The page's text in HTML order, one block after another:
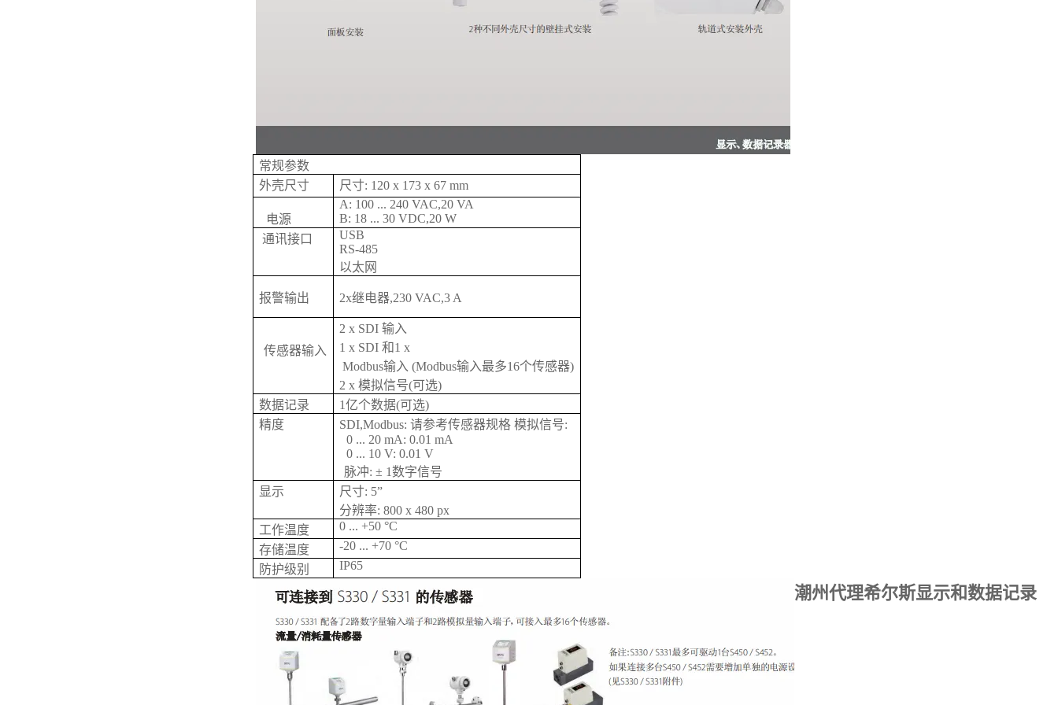
常规参数
外壳尺寸
尺寸: 120 x 173 x 67 mm
电源
A: 100 ... 240 VAC,20 VA
B: 18 ... 30 VDC,20 W
通讯接口
USB
RS-485
以太网
报警输出 2x继电器,230 VAC,3 A
传感器输入
2 x SDI 输入
1 x SDI 和1 x
Modbus输入 (Modbus输入最多16个传感器)
2 x 模拟信号(可选)
数据记录
1亿个数据(可选)
精度
SDI,Modbus: 请参考传感器规格 模拟信号:
0 ... 20 mA: 0.01 mA
0 ... 10 V: 0.01 V
脉冲: ± 1数字信号
显示
尺寸: 5”
分辨率: 800 x 480 px
工作温度
0 ... +50 °C
存储温度
-20 ... +70 °C
防护级别
IP65
潮州代理希尔斯显示和数据记录